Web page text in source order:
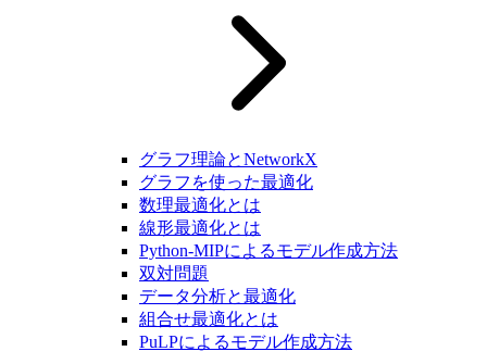
グラフ理論とNetworkX
グラフを使った最適化
数理最適化とは
線形最適化とは
Python-MIPによるモデル作成方法
双対問題
データ分析と最適化
組合せ最適化とは
PuLPによるモデル作成方法